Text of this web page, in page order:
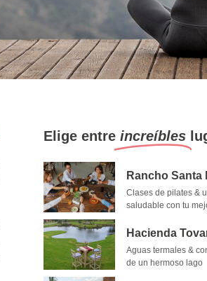
Elige entre increíbles
Rancho Santa
Clases de pilates &
saludable con tu
Hacienda
Aguas termales &
de un hermoso lago